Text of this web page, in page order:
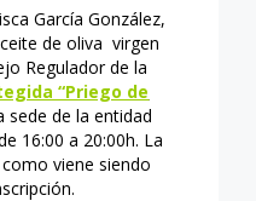
García González,
de oliva virgen
Regulador de la
“Priego de
de la entidad
16:00 a 20:00h. La
viene siendo